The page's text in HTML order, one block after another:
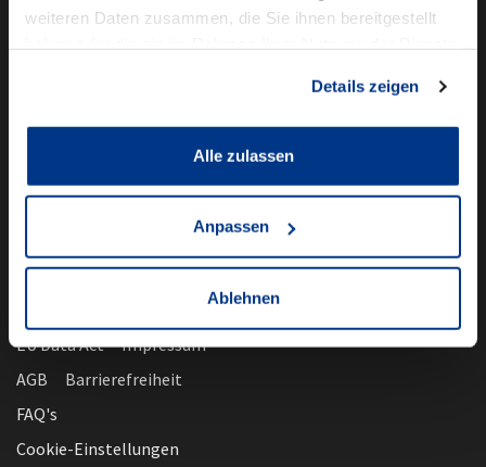
weiteren Daten zusammen, die Sie ihnen bereitgestellt
Details zeigen
Alle zulassen
Anpassen
Ablehnen
Autowelt Schmidt
News & Events
Ausbildung
EU Data Act
Impressum
AGB
Barrierefreiheit
FAQ's
Cookie-Einstellungen